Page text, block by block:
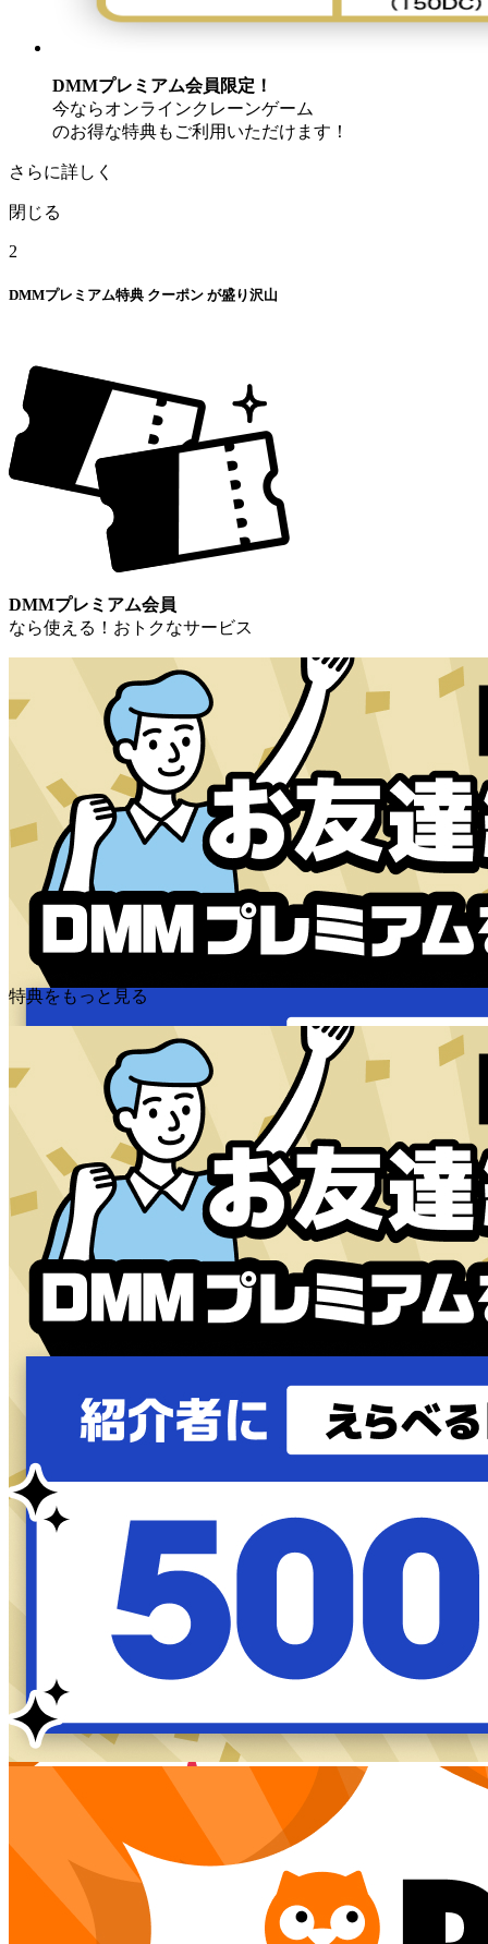
DMMプレミアム会員限定！
今ならオンラインクレーンゲーム
のお得な特典もご利用いただけます！
さらに詳しく
閉じる
2
DMMプレミアム特典 クーポン が盛り沢山
DMMプレミアム会員
なら使える！おトクなサービス
特典をもっと見る